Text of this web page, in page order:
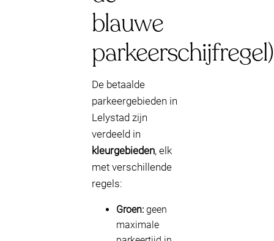
blauwe
parkeerschijfregel)
De betaalde
parkeergebieden in
Lelystad zijn
verdeeld in
kleurgebieden, elk
met verschillende
regels:
Groen: geen
maximale